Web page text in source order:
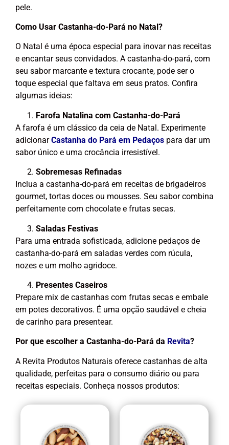
pele.
Como Usar Castanha-do-Pará no Natal?
O Natal é uma época especial para inovar nas receitas
e encantar seus convidados. A castanha-do-pará, com
seu sabor marcante e textura crocante, pode ser o
toque especial que faltava em seus pratos. Confira
algumas ideias:
Farofa Natalina com Castanha-do-Pará
A farofa é um clássico da ceia de Natal. Experimente
adicionarCastanha do Pará em Pedaços para dar um
sabor único e uma crocância irresistível.
Sobremesas Refinadas
Inclua a castanha-do-pará em receitas de brigadeiros
gourmet, tortas doces ou mousses. Seu sabor combina
perfeitamente com chocolate e frutas secas.
Saladas Festivas
Para uma entrada sofisticada, adicione pedaços de
castanha-do-pará em saladas verdes com rúcula,
nozes e um molho agridoce.
Presentes Caseiros
Prepare mix de castanhas com frutas secas e embale
em potes decorativos. É uma opção saudável e cheia
de carinho para presentear.
Por que escolher a Castanha-do-Pará da Revita?
A Revita Produtos Naturais oferece castanhas de alta
qualidade, perfeitas para o consumo diário ou para
receitas especiais. Conheça nossos produtos: